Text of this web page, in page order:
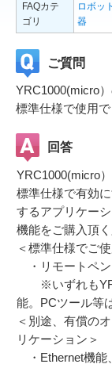
FAQカテ
ゴリ
ロボット
器
ご質問
YRC1000(micro
標準仕様で使用で
回答
YRC1000(micro
標準仕様で有効
するアプリケー
機能をご購入頂
＜標準仕様でご
・リモートペン
※いずれも
能。PCツール等
＜別途、有償の
リケーション＞
・Ethernet機能